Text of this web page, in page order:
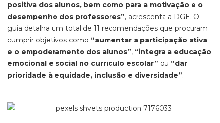
positiva dos alunos, bem como para a motivação e o
desempenho dos professores”, acrescenta a DGE. O
guia detalha um total de 11 recomendações que procuram
cumprir objetivos como “aumentar a participação ativa
e o empoderamento dos alunos”, “integra a educação
emocional e social no currículo escolar” ou “dar
prioridade à equidade, inclusão e diversidade”.